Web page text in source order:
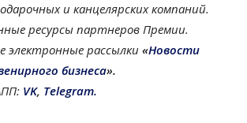
и канцелярских компаний.
ресурсы партнеров Премии.
электронные рассылки «Новости
бизнеса».
VK, Telegram.